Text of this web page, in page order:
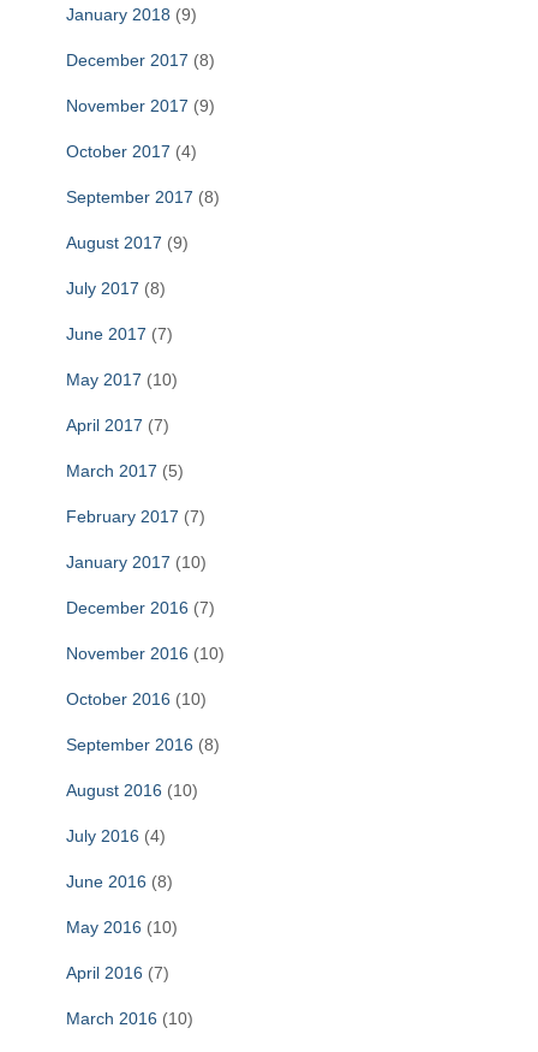
January 2018 (9)
December 2017 (8)
November 2017 (9)
October 2017 (4)
September 2017 (8)
August 2017 (9)
July 2017 (8)
June 2017 (7)
May 2017 (10)
April 2017 (7)
March 2017 (5)
February 2017 (7)
January 2017 (10)
December 2016 (7)
November 2016 (10)
October 2016 (10)
September 2016 (8)
August 2016 (10)
July 2016 (4)
June 2016 (8)
May 2016 (10)
April 2016 (7)
March 2016 (10)